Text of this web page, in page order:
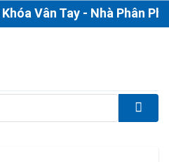
Vân Tay - Nhà Phân Phối